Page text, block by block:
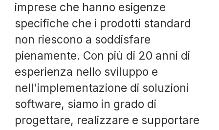
imprese che hanno esigenze
specifiche che i prodotti standard
non riescono a soddisfare
pienamente. Con più di 20 anni di
esperienza nello sviluppo e
nell'implementazione di soluzioni
software, siamo in grado di
progettare, realizzare e supportare